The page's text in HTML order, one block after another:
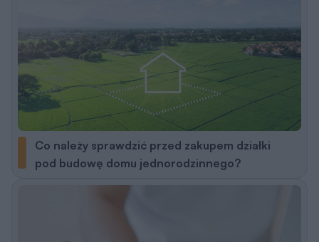
Co należy sprawdzić przed zakupem działki
pod budowę domu jednorodzinnego?